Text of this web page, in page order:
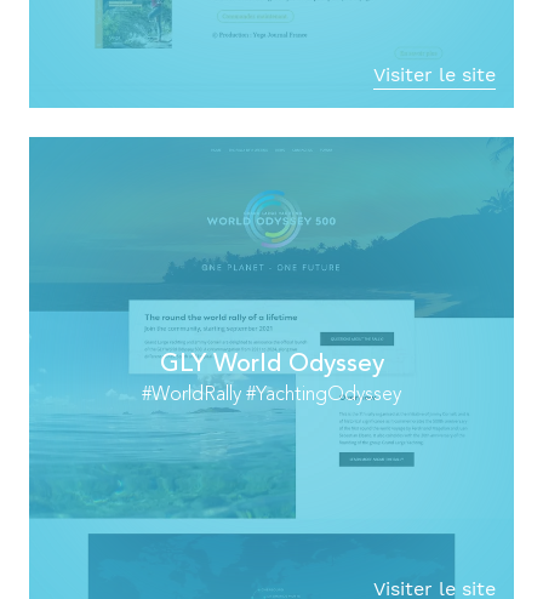
Visiter le site
GLY World Odyssey
#WorldRally #YachtingOdyssey
Visiter le site